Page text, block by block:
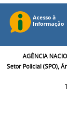
AGÊNCIA
Setor Policial (SPO),